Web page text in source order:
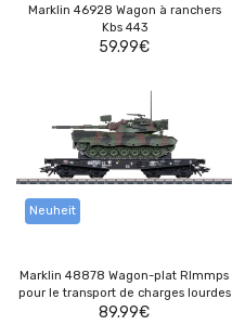
Marklin 46928 Wagon à ranchers
Kbs 443
59.99€
Neuheit
Marklin 48878 Wagon-plat Rlmmps
pour le transport de charges lourdes
89.99€